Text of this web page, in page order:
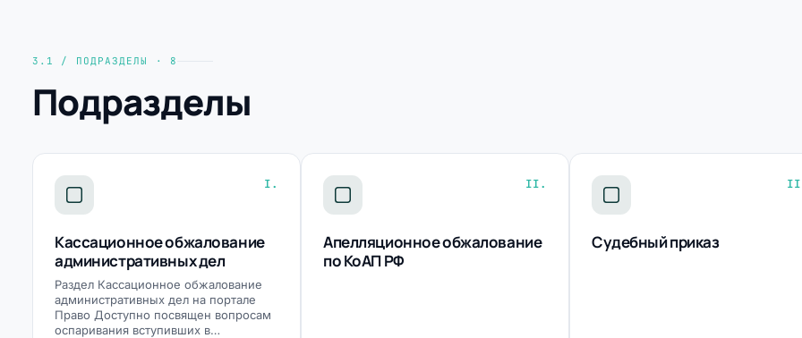
3.1 / ПОДРАЗДЕЛЫ · 8
Подразделы
I.
Кассационное обжалование
административных дел
Раздел Кассационное обжалование
административных дел на портале
Право Доступно посвящен вопросам
оспаривания вступивших в…
II.
Апелляционное обжалование
по КоАП РФ
Судебный приказ